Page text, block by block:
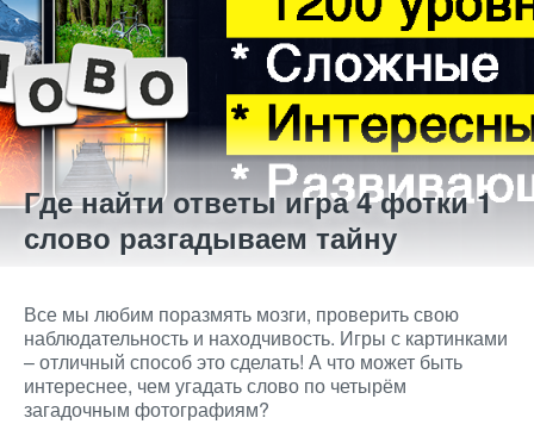
Где найти ответы игра 4 фотки 1
слово разгадываем тайну
Все мы любим поразмять мозги, проверить свою
наблюдательность и находчивость. Игры с картинками
– отличный способ это сделать! А что может быть
интереснее, чем угадать слово по четырём
загадочным фотографиям?